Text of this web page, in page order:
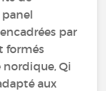
par
formés
Qi
aux